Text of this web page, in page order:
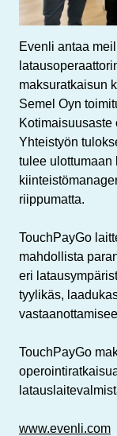
Evenli antaa
maksuratkaisun
Semel Oyn
Kotimaisuusaste
Yhteistyön
tulee ulottumaan
riippumatta.
TouchPayGo
mahdollista
eri
tyylikäs,
TouchPayGo
www.evenli.com